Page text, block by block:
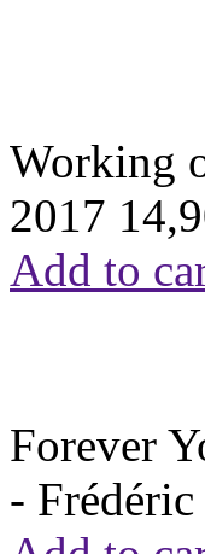
Working
2017
Add to
Forever
-